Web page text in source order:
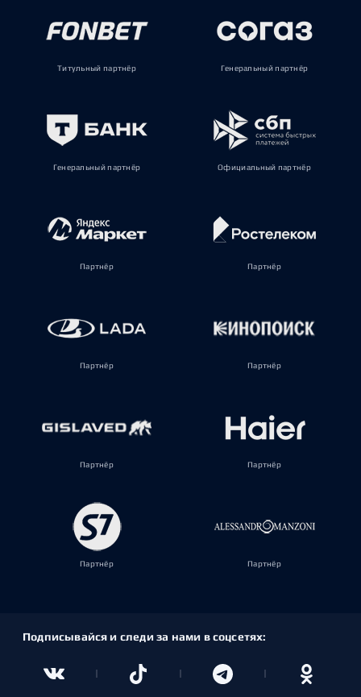
Титульный партнёр Генеральный партнёр
Генеральный партнёр Официальный партнёр
Партнёр Партнёр
Партнёр Партнёр
Партнёр Партнёр
Партнёр Партнёр
Подписывайся и следи за нами в соцсетях: